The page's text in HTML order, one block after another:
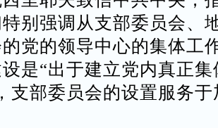
别强调从支部委员会、
党的领导中心的集体工
是“出于建立党内真正
支部委员会的设置服务